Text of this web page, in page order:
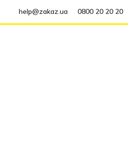
help@zakaz.ua 0800 20 20 20